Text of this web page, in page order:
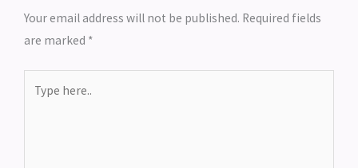
Your email address will not be published. Required fields
are marked *
here..